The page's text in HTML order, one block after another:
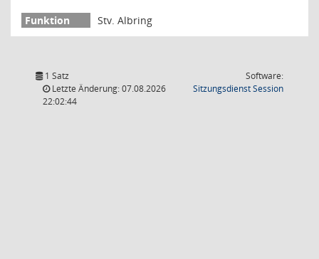
Stv. Albring
1 Satz
Letzte Änderung: 07.08.2026
22:02:44
Software:
SitzungsdienstSession(Wird in